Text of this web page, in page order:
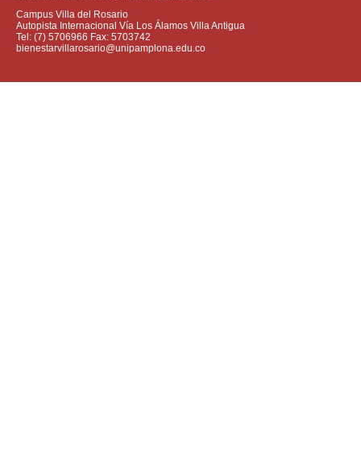
Campus Villa del Rosario
Autopista Internacional Vía Los Álamos Villa Antigua
Tel: (7) 5706966 Fax: 5703742
bienestarvillarosario@unipamplona.edu.co